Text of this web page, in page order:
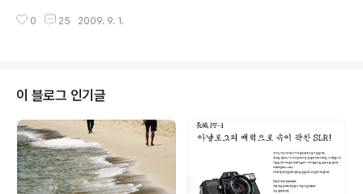
m(http://www.canon.com/camera-museum) 살짝
게 되다가도, 결국 사람 때문에 맘이 흔들리지요. 그리고 다시 사람에게 기대게
잡아서 알려주시면 따끈한 커피 한잔 대접합지요. -----------------------
---------------------------------------..
0 25 2009. 9. 1.
이 블로그 인기글